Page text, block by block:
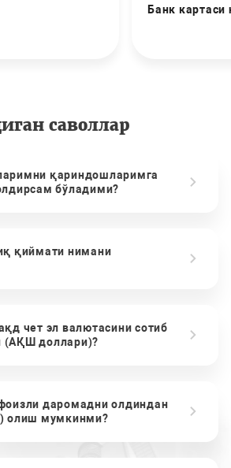
Банк картаси
саволлар
қариндошларимга
бўладими?
қиймати нимани
чет эл валютасини сотиб
доллари)?
даромадни олдиндан
олиш мумкинми?